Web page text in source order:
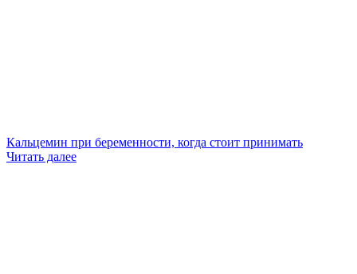
Кальцемин при беременности, когда стоит принимать
Читать далее